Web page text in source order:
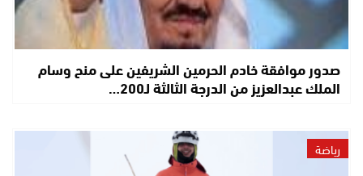
صدور موافقة خادم الحرمين الشريفين على منح وسام
الملك عبدالعزيز من الدرجة الثالثة لـ200…
رياضة